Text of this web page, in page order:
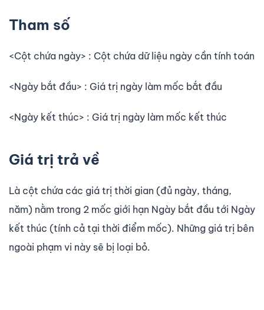
Tham số
<Cột chứa ngày> : Cột chứa dữ liệu ngày cần tính toán
<Ngày bắt đầu> : Giá trị ngày làm mốc bắt đầu
<Ngày kết thúc> : Giá trị ngày làm mốc kết thúc
Giá trị trả về
Là cột chứa các giá trị thời gian (đủ ngày, tháng,
năm) nằm trong 2 mốc giới hạn Ngày bắt đầu tới Ngày
kết thúc (tính cả tại thời điểm mốc). Những giá trị bên
ngoài phạm vi này sẽ bị loại bỏ.